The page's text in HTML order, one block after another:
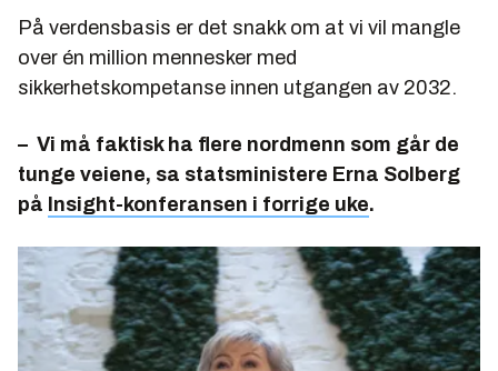
På verdensbasis er det snakk om at vi vil mangle
over én million mennesker med
sikkerhetskompetanse innen utgangen av 2032.
– Vi må faktisk ha flere nordmenn som går de
tunge veiene, sa statsministere Erna Solberg
på Insight-konferansen i forrige uke.